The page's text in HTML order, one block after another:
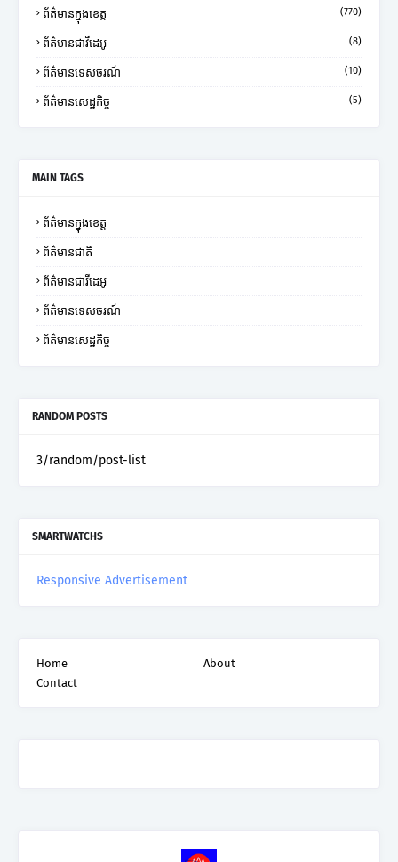
ព័ត៌មានក្នុងខេត្ត (770)
ព័ត៌មានជាវីដេអូ (8)
ព័ត៌មានទេសចរណ៍ (10)
ព័ត៌មានសេដ្ឋកិច្ច (5)
MAIN TAGS
ព័ត៌មានក្នុងខេត្ត
ព័ត៌មានជាតិ
ព័ត៌មានជាវីដេអូ
ព័ត៌មានទេសចរណ៍
ព័ត៌មានសេដ្ឋកិច្ច
RANDOM POSTS
3/random/post-list
SMARTWATCHS
Responsive Advertisement
Home
About
Contact